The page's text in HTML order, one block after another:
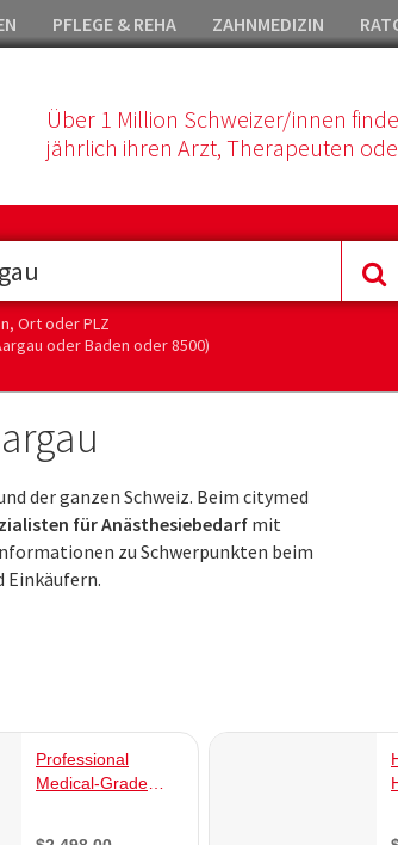
PFLEGE & REHA ZAHNMEDIZIN
Über 1 Million Schweizer/innen
jährlich ihren Arzt, Therapeuten
Ort oder PLZ
oder Baden oder 8500)
der ganzen Schweiz. Beim citymed
für Anästhesiebedarf mit
zu Schwerpunkten beim
Einkäufern.